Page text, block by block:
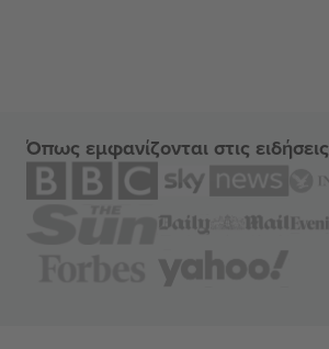
Όπως εμφανίζονται στις ειδήσεις